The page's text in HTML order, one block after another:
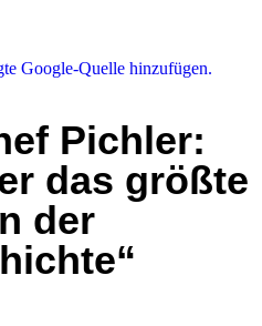
Google-Quelle hinzufügen.
Pichler:
das größte
der